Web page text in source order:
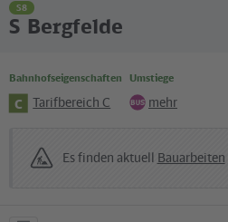
S8
S Bergfelde
Bahnhofseigenschaften
C Tarifbereich C
Umstiege
mehr
Es finden aktuell Bauarbeiten